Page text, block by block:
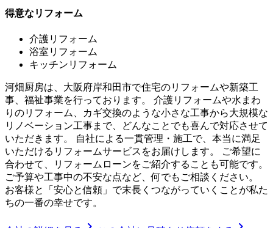
得意なリフォーム
介護リフォーム
浴室リフォーム
キッチンリフォーム
河畑厨房は、大阪府岸和田市で住宅のリフォームや新築工
事、福祉事業を行っております。 介護リフォームや水まわ
りのリフォーム、カギ交換のような小さな工事から大規模な
リノベーション工事まで、どんなことでも喜んで対応させて
いただきます。 自社による一貫管理・施工で、本当に満足
いただけるリフォームサービスをお届けします。 ご希望に
合わせて、リフォームローンをご紹介することも可能です。
ご予算や工事中の不安な点など、何でもご相談ください。
お客様と「安心と信頼」で末長くつながっていくことが私た
ちの一番の幸せです。